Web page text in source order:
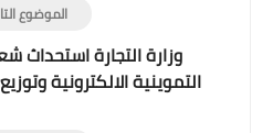
الموضوع
وزارة التجارة استحداث
التموينية الالكترونية